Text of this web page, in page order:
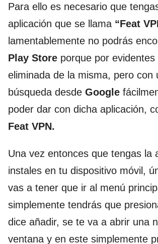
Para ello es necesario que
aplicación que se llama “Feat
lamentablemente no podrás
Play Store porque por
eliminada de la misma, pero con
búsqueda desde Google
poder dar con dicha aplicación,
Feat VPN.
Una vez entonces que tengas la
instales en tu dispositivo móvil,
vas a tener que ir al menú
simplemente tendrás que
dice añadir, se te va a abrir una
ventana y en este simplemente